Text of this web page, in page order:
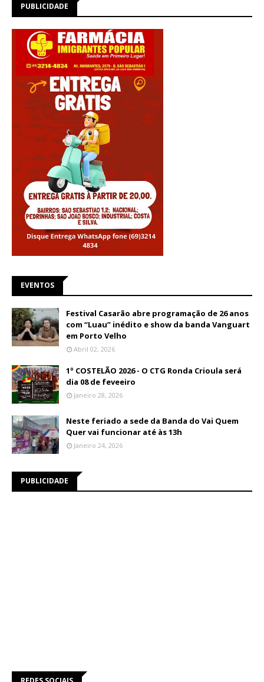
PUBLICIDADE
EVENTOS
Festival Casarão abre programação de 26 anos
com “Luau” inédito e show da banda Vanguart
em Porto Velho
Abril 02, 2026
1º COSTELÃO 2026 - O CTG Ronda Crioula será
dia 08 de feveeiro
Janeiro 28, 2026
Neste feriado a sede da Banda do Vai Quem
Quer vai funcionar até às 13h
Janeiro 24, 2026
PUBLICIDADE